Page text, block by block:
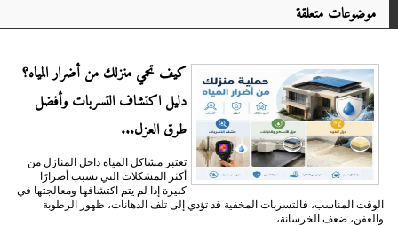
موضوعات متعلقة
كيف تحمي منزلك من أضرار المياه؟
دليل اكتشاف التسربات وأفضل
طرق العزل...
تعتبر مشاكل المياه داخل المنازل من
أكثر المشكلات التي تسبب أضرارًا
كبيرة إذا لم يتم اكتشافها ومعالجتها في
الوقت المناسب، فالتسربات المخفية قد تؤدي إلى تلف الدهانات، ظهور الرطوبة
والعفن، ضعف الخرسانة،...